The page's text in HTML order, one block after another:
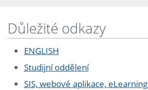
Důležité odkazy
ENGLISH
Studijní oddělení
SIS, webové aplikace, eLearning